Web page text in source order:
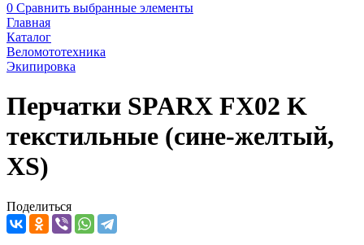
0 Сравнить выбранные элементы
Главная
Каталог
Веломототехника
Экипировка
Перчатки SPARX FX02 K
текстильные (сине-желтый,
XS)
Поделиться